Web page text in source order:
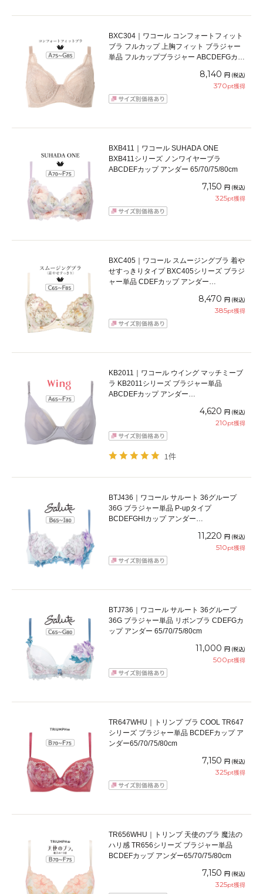
BXC304｜ワコール コンフォートフィット
ブラ フルカップ 上胸フィット ブラジャー
単品 フルカップブラジャー ABCDEFGカッ
8,140 円 (税込)
370pt獲得
BXB411｜ワコール SUHADA ONE
BXB411シリーズ ノンワイヤーブラ
ABCDEFカップ アンダー 65/70/75/80cm
7,150 円 (税込)
325pt獲得
BXC405｜ワコール スムージングブラ 着や
せすっきりタイプ BXC405シリーズ ブラジ
ャー単品 CDEFカップ アンダー
8,470 円 (税込)
385pt獲得
KB2011｜ワコール ウイング マッチミーブ
ラ KB2011シリーズ ブラジャー単品
ABCDEFカップ アンダー
4,620 円 (税込)
210pt獲得
1件
BTJ436｜ワコール サルート 36グループ
36G ブラジャー単品 P-upタイプ
BCDEFGHIカップ アンダー
11,220 円 (税込)
510pt獲得
BTJ736｜ワコール サルート 36グループ
36G ブラジャー単品 リボンブラ CDEFGカ
ップ アンダー 65/70/75/80cm
11,000 円 (税込)
500pt獲得
TR647WHU｜トリンプ ブラ COOL TR647
シリーズ ブラジャー単品 BCDEFカップ ア
ンダー65/70/75/80cm
7,150 円 (税込)
325pt獲得
TR656WHU｜トリンプ 天使のブラ 魔法の
ハリ感 TR656シリーズ ブラジャー単品
BCDEFカップ アンダー65/70/75/80cm
7,150 円 (税込)
325pt獲得